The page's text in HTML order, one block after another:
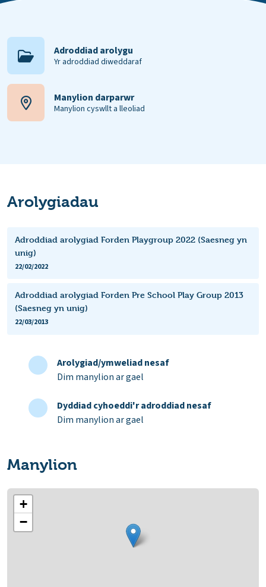
Adroddiad arolygu
Yr adroddiad diweddaraf
Manylion darparwr
Manylion cyswllt a lleoliad
Arolygiadau
Adroddiad arolygiad Forden Playgroup 2022 (Saesneg yn
unig)
22/02/2022
Adroddiad arolygiad Forden Pre School Play Group 2013
(Saesneg yn unig)
22/03/2013
Arolygiad/ymweliad nesaf
Dim manylion ar gael
Dyddiad cyhoeddi'r adroddiad nesaf
Dim manylion ar gael
Manylion
+
−